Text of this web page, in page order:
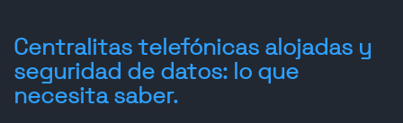
Centralitas telefónicas alojadas y
seguridad de datos: lo que
necesita saber.